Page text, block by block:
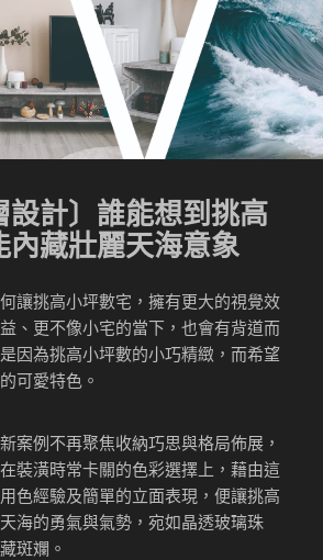
設計〕誰能想到挑高
內藏壯麗天海意象
讓挑高小坪數宅，擁有更大的視覺效
、更不像小宅的當下，也會有背道而
因為挑高小坪數的小巧精緻，而希望
可愛特色。
案例不再聚焦收納巧思與格局佈展，
裝潢時常卡關的色彩選擇上，藉由這
色經驗及簡單的立面表現，便讓挑高
海的勇氣與氣勢，宛如晶透玻璃珠
斑斕。